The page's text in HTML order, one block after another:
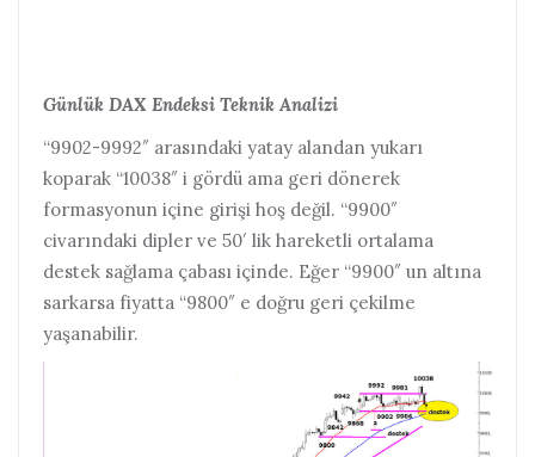
Günlük DAX Endeksi Teknik Analizi
“9902-9992″ arasındaki yatay alandan yukarı
koparak “10038″ i gördü ama geri dönerek
formasyonun içine girişi hoş değil. “9900″
civarındaki dipler ve 50′ lik hareketli ortalama
destek sağlama çabası içinde. Eğer “9900″ un altına
sarkarsa fiyatta “9800″ e doğru geri çekilme
yaşanabilir.